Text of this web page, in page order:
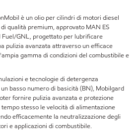
è un olio per cilindri di motori diesel
qualità premium, approvato MAN ES
Fuel/GNL, progettato per lubrificare
pulizia avanzata attraverso un efficace
gamma di condizioni del combustibile e
e tecnologie di detergenza
basso numero di basicità (BN), Mobilgard
fornire pulizia avanzata e protezione
stesso le velocità di alimentazione
efficacemente la neutralizzazione degli
e applicazioni di combustibile.